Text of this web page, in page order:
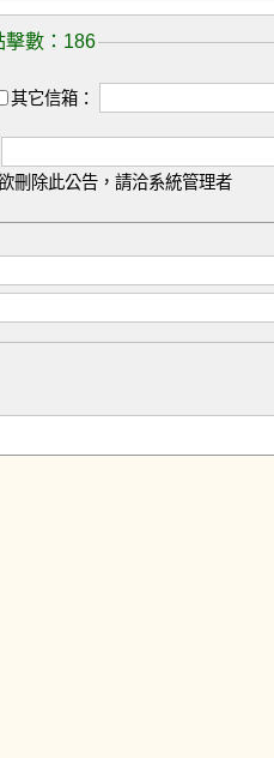
擊數：186
其它信箱：
刪除此公告，請洽系統管理者